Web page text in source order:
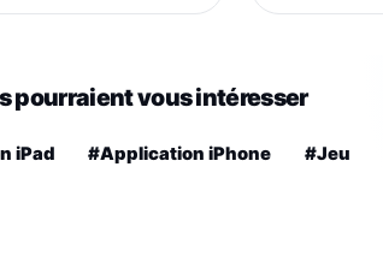
pourraient vous intéresser
iPad #Application iPhone #Jeu